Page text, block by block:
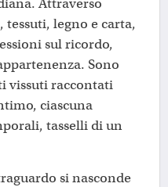
Attraverso
legno e carta,
sul ricordo,
Sono
vissuti raccontati
ciascuna
tasselli di un
si nasconde